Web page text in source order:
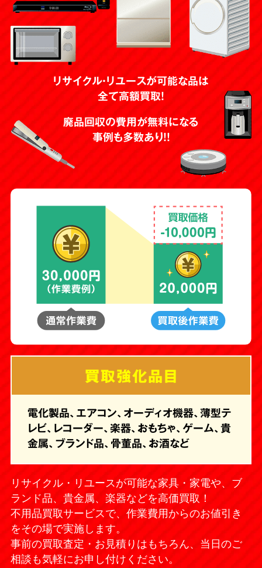
リサイクル・リユースが可能な品は
全て高額買取！
廃品回収の費用が無料になる
事例も多数あり！！
買取強化品目
電化製品、エアコン、オーディオ機器、薄型テ
レビ、レコーダー、楽器、おもちゃ、ゲーム、貴
金属、ブランド品、骨董品、お酒など
リサイクル・リユースが可能な家具・家電や、ブ
ランド品、貴金属、楽器などを高価買取！
不用品買取サービスで、作業費用からのお値引き
をその場で実施します。
事前の買取査定・お見積りはもちろん、当日のご
相談も気軽にお申し付けください。